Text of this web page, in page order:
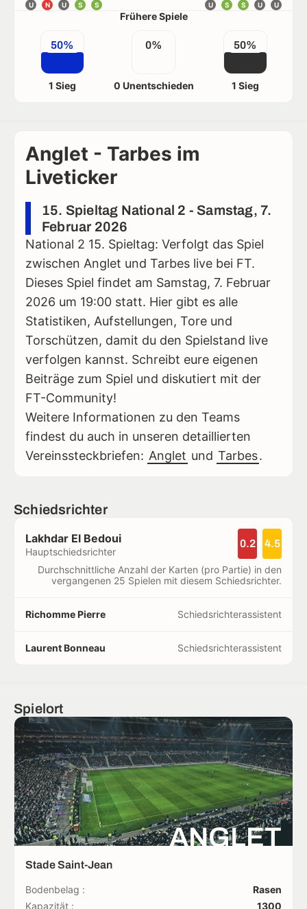
U N U S S U
U
S
S
U
Frühere Spiele
50%
1 Sieg
0%
0 Unentschieden
50%
1 Sieg
Anglet - Tarbes im
Liveticker
15. Spieltag National 2 - Samstag, 7.
Februar 2026
National 2 15. Spieltag: Verfolgt das Spiel
zwischen Anglet und Tarbes live bei FT.
Dieses Spiel findet am Samstag, 7. Februar
2026 um 19:00 statt. Hier gibt es alle
Statistiken, Aufstellungen, Tore und
Torschützen, damit du den Spielstand live
verfolgen kannst. Schreibt eure eigenen
Beiträge zum Spiel und diskutiert mit der
FT-Community!
Weitere Informationen zu den Teams
findest du auch in unseren detaillierten
Vereinssteckbriefen: Anglet und Tarbes.
Schiedsrichter
Lakhdar El Bedoui
Hauptschiedsrichter
0.2 4.5
Durchschnittliche Anzahl der Karten (pro Partie) in den
vergangenen 25 Spielen mit diesem Schiedsrichter.
Richomme Pierre Schiedsrichterassistent
Laurent Bonneau Schiedsrichterassistent
Spielort
ANGLET
Stade Saint-Jean
Bodenbelag :
Rasen
Kapazität :
1300